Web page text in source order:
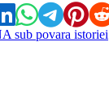
sub povara istoriei